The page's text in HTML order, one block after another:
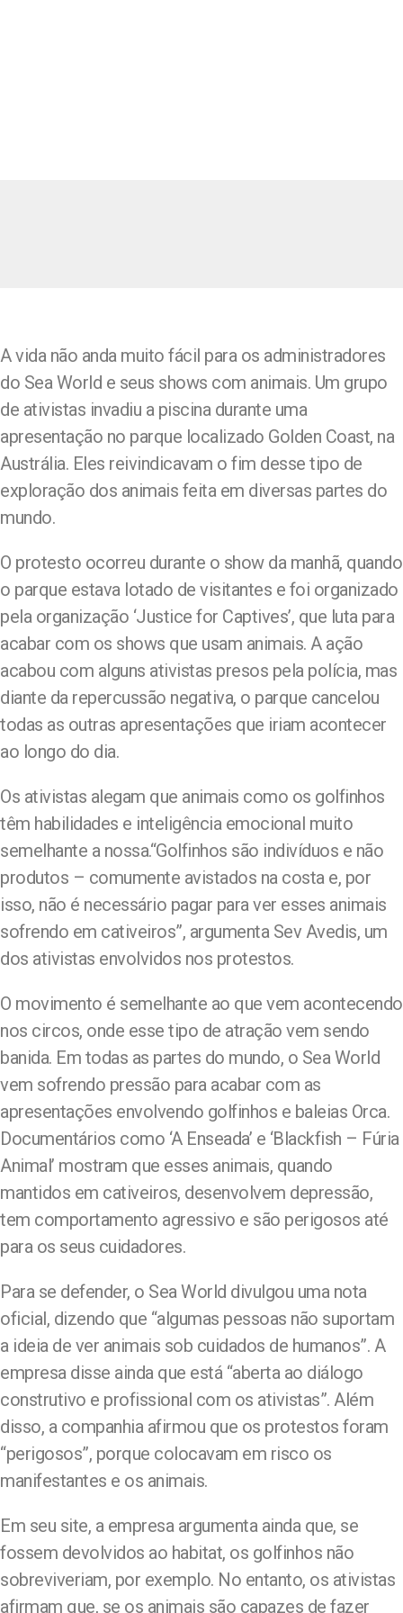
A vida não anda muito fácil para os administradores
do Sea World e seus shows com animais. Um grupo
de ativistas invadiu a piscina durante uma
apresentação no parque localizado Golden Coast, na
Austrália. Eles reivindicavam o fim desse tipo de
exploração dos animais feita em diversas partes do
mundo.
O protesto ocorreu durante o show da manhã, quando
o parque estava lotado de visitantes e foi organizado
pela organização ‘Justice for Captives’, que luta para
acabar com os shows que usam animais. A ação
acabou com alguns ativistas presos pela polícia, mas
diante da repercussão negativa, o parque cancelou
todas as outras apresentações que iriam acontecer
ao longo do dia.
Os ativistas alegam que animais como os golfinhos
têm habilidades e inteligência emocional muito
semelhante a nossa.“Golfinhos são indivíduos e não
produtos – comumente avistados na costa e, por
isso, não é necessário pagar para ver esses animais
sofrendo em cativeiros”, argumenta Sev Avedis, um
dos ativistas envolvidos nos protestos.
O movimento é semelhante ao que vem acontecendo
nos circos, onde esse tipo de atração vem sendo
banida. Em todas as partes do mundo, o Sea World
vem sofrendo pressão para acabar com as
apresentações envolvendo golfinhos e baleias Orca.
Documentários como ‘A Enseada’ e ‘Blackfish – Fúria
Animal’ mostram que esses animais, quando
mantidos em cativeiros, desenvolvem depressão,
tem comportamento agressivo e são perigosos até
para os seus cuidadores.
Para se defender, o Sea World divulgou uma nota
oficial, dizendo que “algumas pessoas não suportam
a ideia de ver animais sob cuidados de humanos”. A
empresa disse ainda que está “aberta ao diálogo
construtivo e profissional com os ativistas”. Além
disso, a companhia afirmou que os protestos foram
“perigosos”, porque colocavam em risco os
manifestantes e os animais.
Em seu site, a empresa argumenta ainda que, se
fossem devolvidos ao habitat, os golfinhos não
sobreviveriam, por exemplo. No entanto, os ativistas
afirmam que, se os animais são capazes de fazer